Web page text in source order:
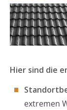
Hier sind die
extremen